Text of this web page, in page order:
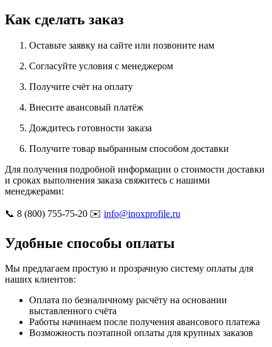
Как сделать заказ
Оставьте заявку на сайте или позвоните нам
Согласуйте условия с менеджером
Получите счёт на оплату
Внесите авансовый платёж
Дождитесь готовности заказа
Получите товар выбранным способом доставки
Для получения подробной информации о стоимости доставки
и сроках выполнения заказа свяжитесь с нашими
менеджерами:
📞 8 (800) 755-75-20 ✉️ info@inoxprofile.ru
Удобные способы оплаты
Мы предлагаем простую и прозрачную систему оплаты для
наших клиентов:
Оплата по безналичному расчёту на основании
выставленного счёта
Работы начинаем после получения авансового платежа
Возможность поэтапной оплаты для крупных заказов